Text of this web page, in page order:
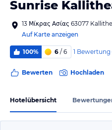
Sunrise
13 Μίκρας Ασίας 63077
Auf Karte anzeigen
100% 6 / 6 1 Bewertung
Bewerten Hochladen
Hotelübersicht